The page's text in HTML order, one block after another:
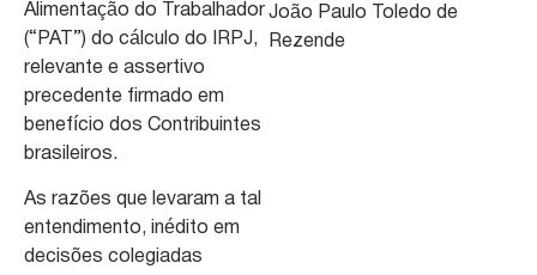
Alimentação do Trabalhador
(“PAT”) do cálculo do IRPJ,
relevante e assertivo
precedente firmado em
benefício dos Contribuintes
brasileiros.
As razões que levaram a tal
entendimento, inédito em
decisões colegiadas
João Paulo Toledo de
Rezende